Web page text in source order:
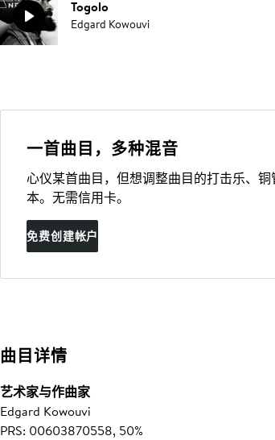
Togolo
Edgard Kowouvi
一首曲目，多种混音
心仪某首曲目，但想调整曲目的打击乐、
本。无需信用卡。
免费创建帐户
曲目详情
艺术家与作曲家
Edgard Kowouvi
PRS: 00603870558, 50%